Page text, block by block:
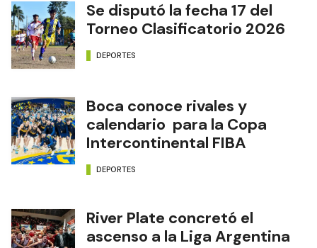
Se disputó la fecha 17 del
Torneo Clasificatorio 2026
DEPORTES
Boca conoce rivales y
calendario para la Copa
Intercontinental FIBA
DEPORTES
River Plate concretó el
ascenso a la Liga Argentina